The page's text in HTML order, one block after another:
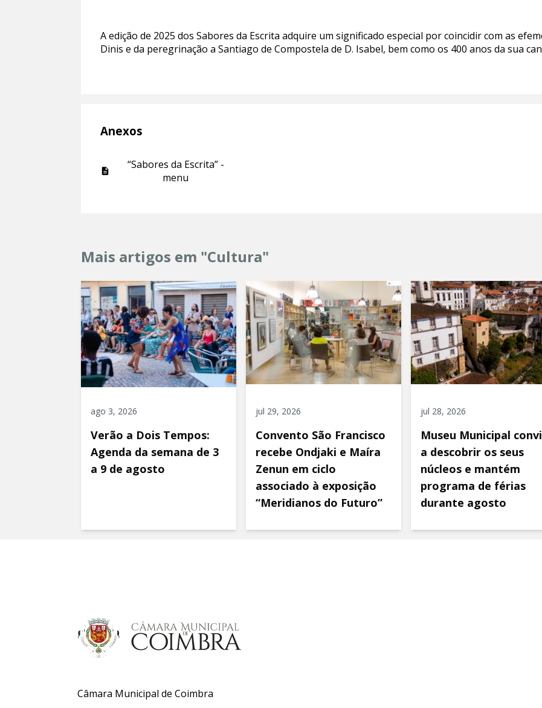
A edição de 2025 dos Sabores da Escrita adquire um significado especial por coincidir com as
Dinis e da peregrinação a Santiago de Compostela de D. Isabel, bem como os 400 anos da sua
Anexos
“Sabores da Escrita” -
menu
Mais artigos em "Cultura"
ago 3, 2026
Verão a Dois Tempos:
Agenda da semana de 3
a 9 de agosto
jul 29, 2026
Convento São Francisco
recebe Ondjaki e Maíra
Zenun em ciclo
associado à exposição
“Meridianos do Futuro”
jul 28, 2026
Museu Municipal
a descobrir os seus
núcleos e mantém
programa de férias
durante agosto
Câmara Municipal de Coimbra